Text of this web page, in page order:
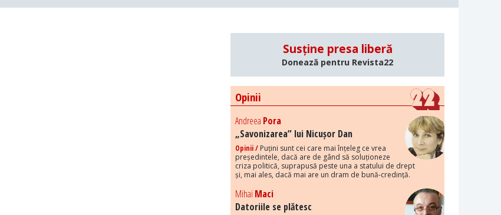
Susține presa liberă
Donează pentru Revista22
Opinii
Andreea Pora
„Savonizarea” lui Nicușor Dan
Opinii / Puțini sunt cei care mai înțeleg ce vrea
președintele, dacă are de gând să soluționeze
criza politică, suprapusă peste una a statului de drept
și, mai ales, dacă mai are un dram de bună-credință.
Mihai Maci
Datoriile se plătesc